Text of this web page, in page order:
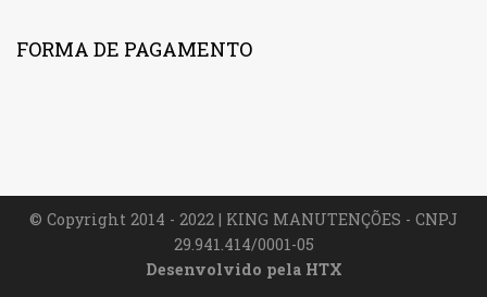
FORMA DE PAGAMENTO
© Copyright 2014 - 2022 | KING MANUTENÇÕES - CNPJ
29.941.414/0001-05
Desenvolvido pela HTX